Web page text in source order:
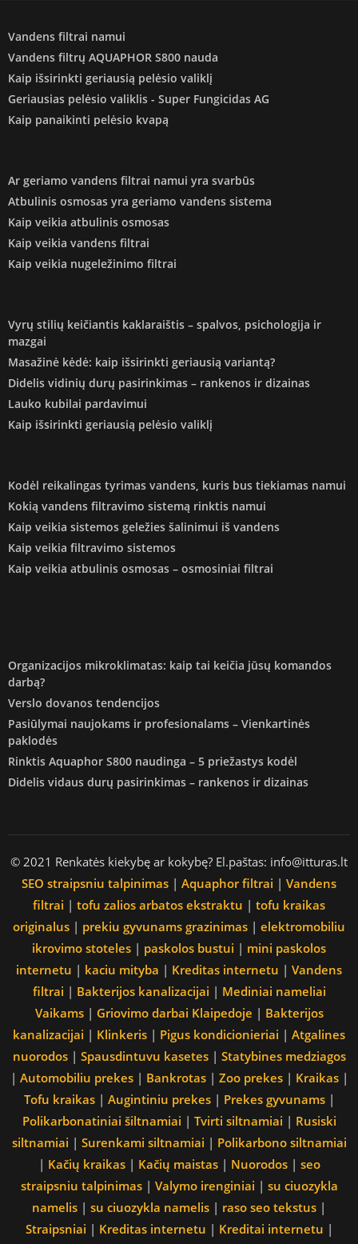
Vandens filtrai namui
Vandens filtrų AQUAPHOR S800 nauda
Kaip išsirinkti geriausią pelėsio valiklį
Geriausias pelėsio valiklis - Super Fungicidas AG
Kaip panaikinti pelėsio kvapą
Ar geriamo vandens filtrai namui yra svarbūs
Atbulinis osmosas yra geriamo vandens sistema
Kaip veikia atbulinis osmosas
Kaip veikia vandens filtrai
Kaip veikia nugeležinimo filtrai
Vyrų stilių keičiantis kaklaraištis – spalvos, psichologija ir
mazgai
Masažinė kėdė: kaip išsirinkti geriausią variantą?
Didelis vidinių durų pasirinkimas – rankenos ir dizainas
Lauko kubilai pardavimui
Kaip išsirinkti geriausią pelėsio valiklį
Kodėl reikalingas tyrimas vandens, kuris bus tiekiamas namui
Kokią vandens filtravimo sistemą rinktis namui
Kaip veikia sistemos geležies šalinimui iš vandens
Kaip veikia filtravimo sistemos
Kaip veikia atbulinis osmosas – osmosiniai filtrai
Organizacijos mikroklimatas: kaip tai keičia jūsų komandos
darbą?
Verslo dovanos tendencijos
Pasiūlymai naujokams ir profesionalams – Vienkartinės
paklodės
Rinktis Aquaphor S800 naudinga – 5 priežastys kodėl
Didelis vidaus durų pasirinkimas – rankenos ir dizainas
© 2021 Renkatės kiekybę ar kokybę? El.paštas: info@itturas.lt
SEO straipsniu talpinimas | Aquaphor filtrai | Vandens
filtrai | tofu zalios arbatos ekstraktu | tofu kraikas
originalus | prekiu gyvunams grazinimas | elektromobiliu
ikrovimo stoteles | paskolos bustui | mini paskolos
internetu | kaciu mityba | Kreditas internetu | Vandens
filtrai | Bakterijos kanalizacijai | Mediniai nameliai
Vaikams| Griovimo darbai Klaipedoje | Bakterijos
kanalizacijai | Klinkeris | Pigus kondicionieriai | Atgalines
nuorodos| Spausdintuvu kasetes| Statybines medziagos
| Automobiliu prekes| Bankrotas| Zoo prekes| Kraikas|
Tofu kraikas| Augintiniu prekes| Prekes gyvunams|
Polikarbonatiniai šiltnamiai | Tvirti siltnamiai | Rusiski
siltnamiai | Surenkami siltnamiai | Polikarbono siltnamiai
| Kačių kraikas| Kačių maistas| Nuorodos| seo
straipsniu talpinimas| Valymo irenginiai | su ciuozykla
namelis | su ciuozykla namelis | raso seo tekstus |
Straipsniai | Kreditas internetu | Kreditai internetu |